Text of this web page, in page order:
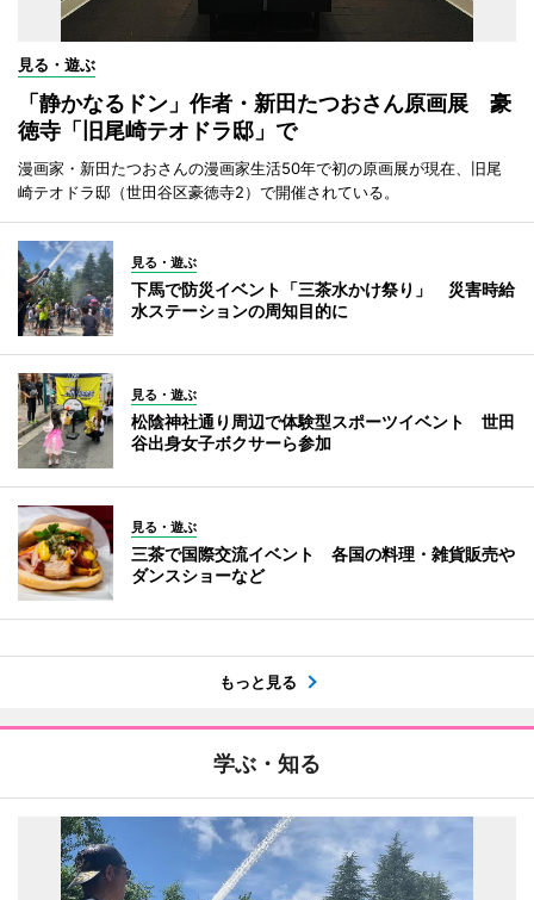
見る・遊ぶ
「静かなるドン」作者・新田たつおさん原画展 豪
徳寺「旧尾崎テオドラ邸」で
漫画家・新田たつおさんの漫画家生活50年で初の原画展が現在、旧尾
崎テオドラ邸（世田谷区豪徳寺2）で開催されている。
見る・遊ぶ
下馬で防災イベント「三茶水かけ祭り」 災害時給
水ステーションの周知目的に
見る・遊ぶ
松陰神社通り周辺で体験型スポーツイベント 世田
谷出身女子ボクサーら参加
見る・遊ぶ
三茶で国際交流イベント 各国の料理・雑貨販売や
ダンスショーなど
もっと見る
学ぶ・知る